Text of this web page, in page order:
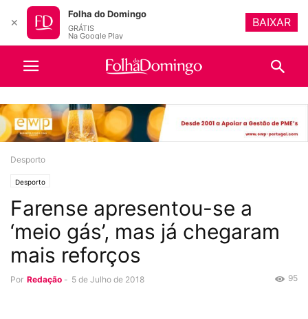
Desporto
Desporto
Farense apresentou-se a
‘meio gás’, mas já chegaram
mais reforços
Por Redação - 5 de Julho de 2018 95
✕
Folha do Domingo
GRÁTIS
Na Google Play
BAIXAR